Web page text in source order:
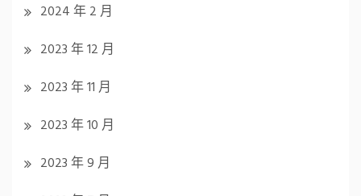
2024 年 2 月
2023 年 12 月
2023 年 11 月
2023 年 10 月
2023 年 9 月